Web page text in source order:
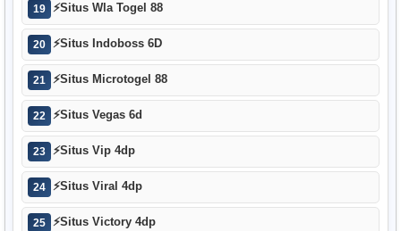
19 ⚡Situs Wla Togel 88
20 ⚡Situs Indoboss 6D
21 ⚡Situs Microtogel 88
22 ⚡Situs Vegas 6d
23 ⚡Situs Vip 4dp
24 ⚡Situs Viral 4dp
25 ⚡Situs Victory 4dp